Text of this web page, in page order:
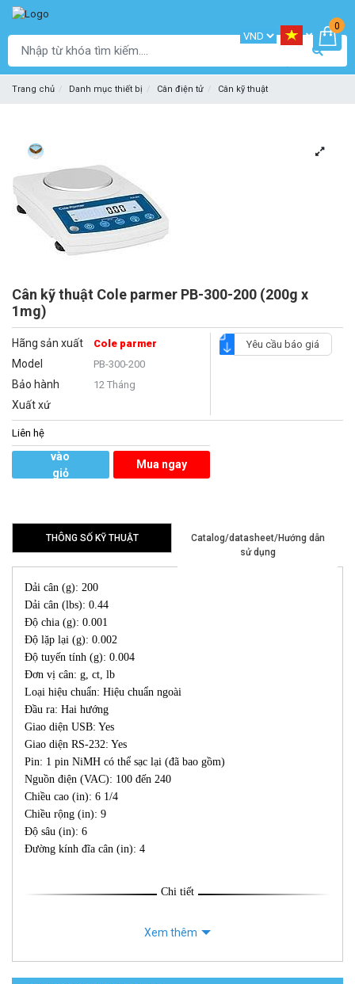
0
Trang chủ Danh mục thiết bị Cân điện tử Cân kỹ thuật
Cân kỹ thuật Cole parmer PB-300-200 (200g x
1mg)
Hãng sản xuất Cole parmer
Model PB-300-200
Bảo hành 12 Tháng
Xuất xứ
Yêu cầu báo giá
Liên hệ
vào
giỏ
Mua ngay
THÔNG SỐ KỸ THUẬT
Catalog/datasheet/Hướng dẫn
sử dụng
Dải cân (g): 200
Dải cân (lbs): 0.44
Độ chia (g): 0.001
Độ lặp lại (g): 0.002
Độ tuyến tính (g): 0.004
Đơn vị cân: g, ct, lb
Loại hiệu chuẩn: Hiệu chuẩn ngoài
Đầu ra: Hai hướng
Giao diện USB: Yes
Giao diện RS-232: Yes
Pin: 1 pin NiMH có thể sạc lại (đã bao gồm)
Nguồn điện (VAC): 100 đến 240
Chiều cao (in): 6 1/4
Chiều rộng (in): 9
Độ sâu (in): 6
Đường kính đĩa cân (in): 4
Chi tiết
Xem thêm